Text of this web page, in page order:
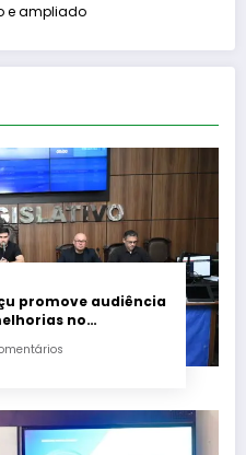
e ampliado
promove audiência
no